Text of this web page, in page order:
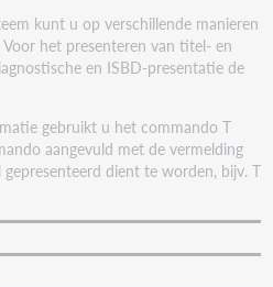
kunt u op verschillende manieren
het presenteren van titel- en
en ISBD-presentatie de
gebruikt u het commando T
aangevuld met de vermelding
dient te worden, bijv. T